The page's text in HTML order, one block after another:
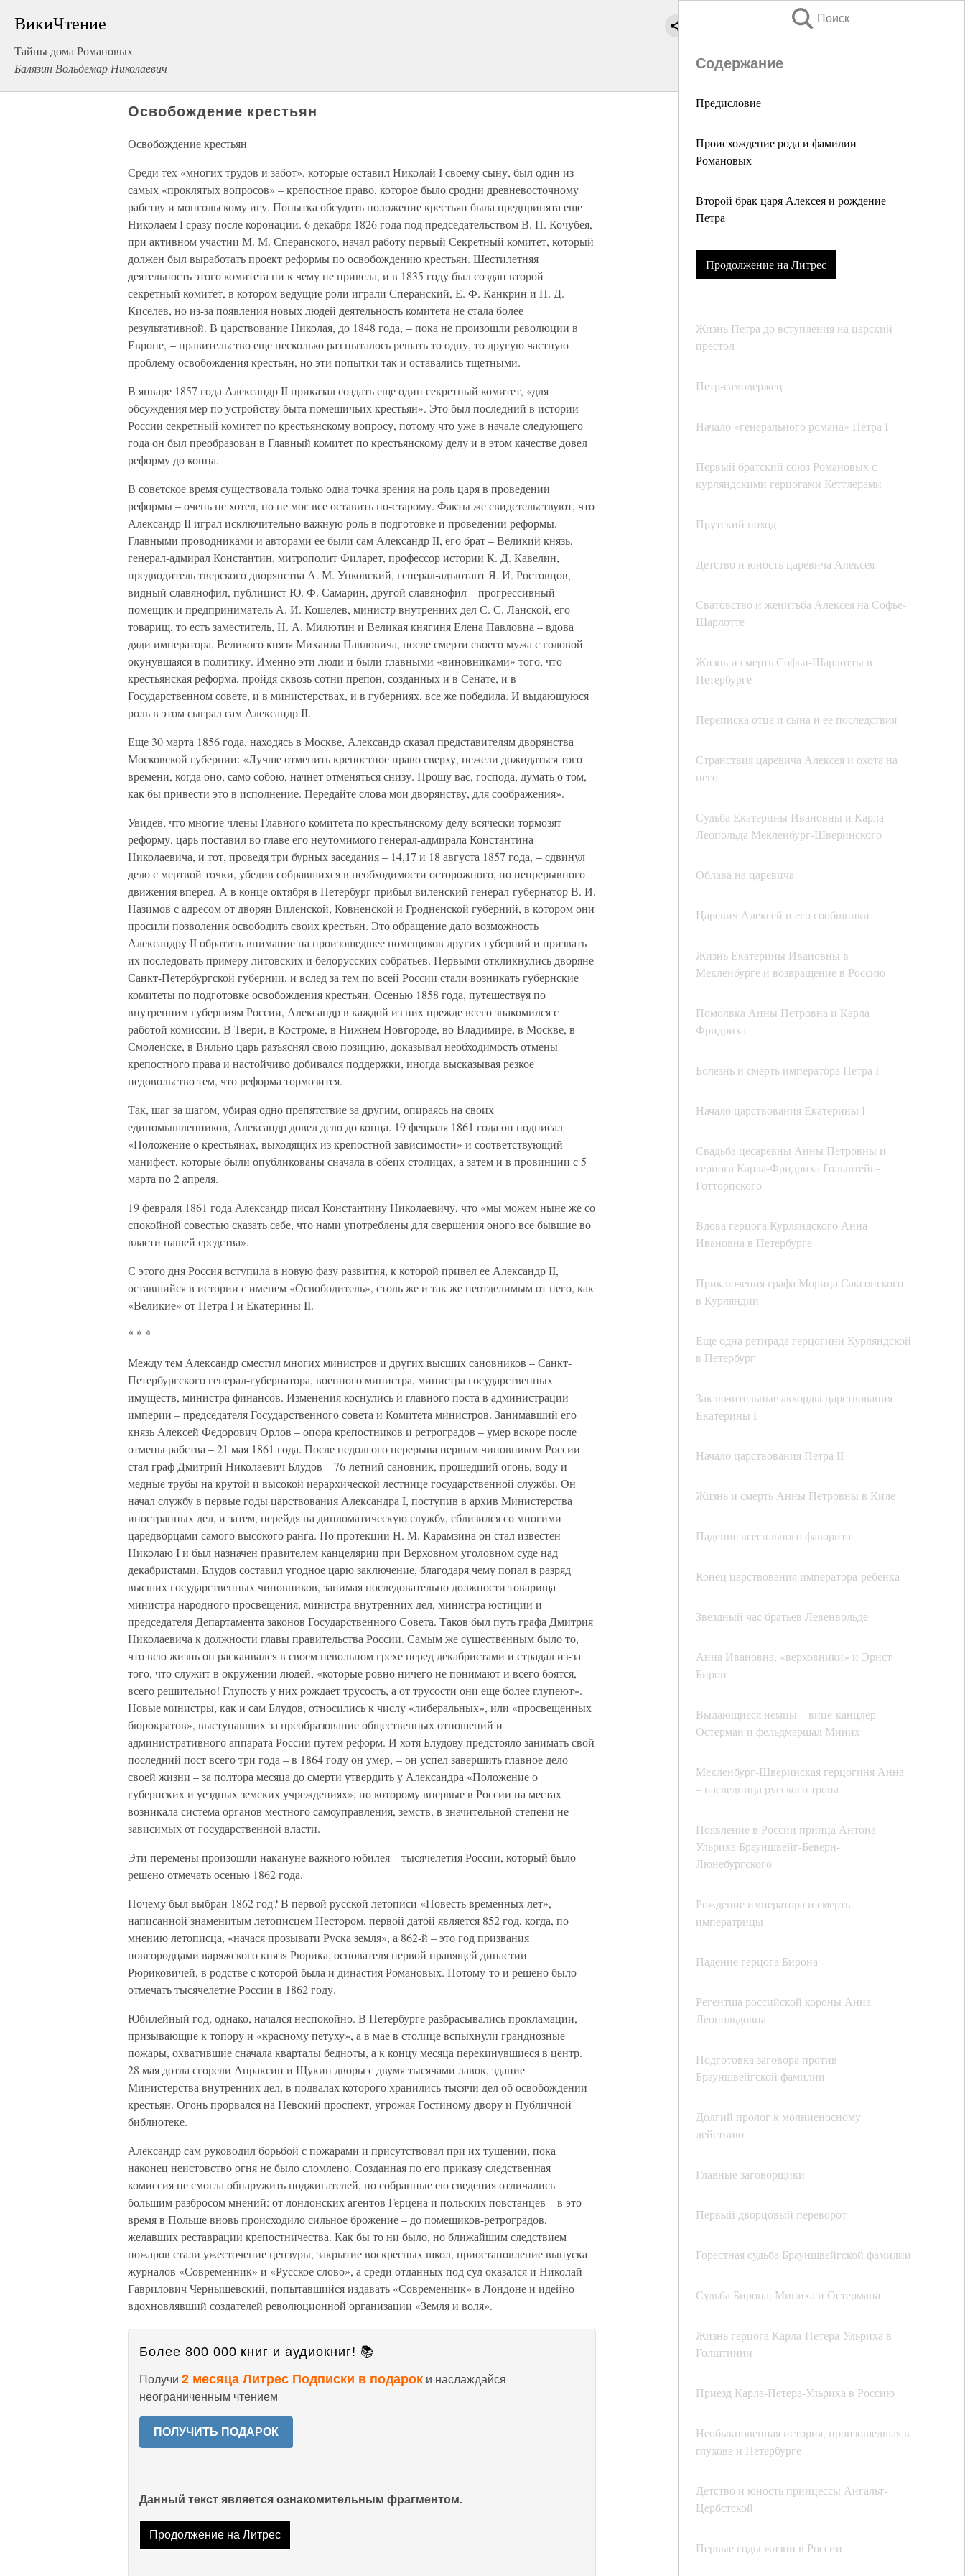
ВикиЧтение
Тайны дома Романовых
Балязин Вольдемар Николаевич
Поиск
Содержание
Предисловие
Происхождение рода и фамилии
Романовых
Второй брак царя Алексея и рождение
Петра
Продолжение на Литрес
Жизнь Петра до вступления на царский
престол
Петр-самодержец
Начало «генерального романа» Петра І
Первый братский союз Романовых с
курляндскими герцогами Кеттлерами
Прутский поход
Детство и юность царевича Алексея
Сватовство и женитьба Алексея на Софье-
Шарлотте
Жизнь и смерть Софьи-Шарлотты в
Петербурге
Переписка отца и сына и ее последствия
Странствия царевича Алексея и охота на
него
Судьба Екатерины Ивановны и Карла-
Леопольда Мекленбург-Шверинского
Облава на царевича
Царевич Алексей и его сообщники
Жизнь Екатерины Ивановны в
Мекленбурге и возвращение в Россию
Помолвка Анны Петровна и Карла
Фридриха
Болезнь и смерть императора Петра І
Начало царствования Екатерины І
Свадьба цесаревны Анны Петровны и
герцога Карла-Фридриха Гольштейн-
Готторпского
Вдова герцога Курляндского Анна
Ивановна в Петербурге
Приключения графа Морица Саксонского
в Курляндии
Еще одна ретирада герцогини Курляндской
в Петербург
Заключительные аккорды царствования
Екатерины I
Начало царствования Петра II
Жизнь и смерть Анны Петровны в Киле
Падение всесильного фаворита
Конец царствования императора-ребенка
Звездный час братьев Левенвольде
Анна Ивановна, «верховники» и Эрнст
Бирон
Выдающиеся немцы – вице-канцлер
Остерман и фельдмаршал Миних
Мекленбург-Шверинская герцогиня Анна
– наследница русского трона
Появление в России принца Антона-
Ульриха Брауншвейг-Беверн-
Люнебургского
Рождение императора и смерть
императрицы
Падение герцога Бирона
Регентша российской короны Анна
Леопольдовна
Подготовка заговора против
Брауншвейгской фамилии
Долгий пролог к молниеносному
действию
Главные заговорщики
Первый дворцовый переворот
Горестная судьба Брауншвейгской фамилии
Судьба Бирона, Миниха и Остермана
Жизнь герцога Карла-Петера-Ульриха в
Голштинии
Приезд Карла-Петера-Ульриха в Россию
Необыкновенная история, произошедшая в
глухове и Петербурге
Детство и юность принцессы Ангальт-
Цербстской
Первые годы жизни в России
Освобождение крестьян
Освобождение крестьян
Среди тех «многих трудов и забот», которые оставил Николай I своему сыну, был один из
самых «проклятых вопросов» – крепостное право, которое было сродни древневосточному
рабству и монгольскому игу. Попытка обсудить положение крестьян была предпринята еще
Николаем I сразу после коронации. 6 декабря 1826 года под председательством В. П. Кочубея,
при активном участии М. М. Сперанского, начал работу первый Секретный комитет, который
должен был выработать проект реформы по освобождению крестьян. Шестилетняя
деятельность этого комитета ни к чему не привела, и в 1835 году был создан второй
секретный комитет, в котором ведущие роли играли Сперанский, Е. Ф. Канкрин и П. Д.
Киселев, но из-за появления новых людей деятельность комитета не стала более
результативной. В царствование Николая, до 1848 года, – пока не произошли революции в
Европе, – правительство еще несколько раз пыталось решать то одну, то другую частную
проблему освобождения крестьян, но эти попытки так и оставались тщетными.
В январе 1857 года Александр II приказал создать еще один секретный комитет, «для
обсуждения мер по устройству быта помещичьих крестьян». Это был последний в истории
России секретный комитет по крестьянскому вопросу, потому что уже в начале следующего
года он был преобразован в Главный комитет по крестьянскому делу и в этом качестве довел
реформу до конца.
В советское время существовала только одна точка зрения на роль царя в проведении
реформы – очень не хотел, но не мог все оставить по-старому. Факты же свидетельствуют, что
Александр II играл исключительно важную роль в подготовке и проведении реформы.
Главными проводниками и авторами ее были сам Александр II, его брат – Великий князь,
генерал-адмирал Константин, митрополит Филарет, профессор истории К. Д. Кавелин,
предводитель тверского дворянства А. М. Унковский, генерал-адъютант Я. И. Ростовцов,
видный славянофил, публицист Ю. Ф. Самарин, другой славянофил – прогрессивный
помещик и предприниматель А. И. Кошелев, министр внутренних дел С. С. Ланской, его
товарищ, то есть заместитель, Н. А. Милютин и Великая княгиня Елена Павловна – вдова
дяди императора, Великого князя Михаила Павловича, после смерти своего мужа с головой
окунувшаяся в политику. Именно эти люди и были главными «виновниками» того, что
крестьянская реформа, пройдя сквозь сотни препон, созданных и в Сенате, и в
Государственном совете, и в министерствах, и в губерниях, все же победила. И выдающуюся
роль в этом сыграл сам Александр II.
Еще 30 марта 1856 года, находясь в Москве, Александр сказал представителям дворянства
Московской губернии: «Лучше отменить крепостное право сверху, нежели дожидаться того
времени, когда оно, само собою, начнет отменяться снизу. Прошу вас, господа, думать о том,
как бы привести это в исполнение. Передайте слова мои дворянству, для соображения».
Увидев, что многие члены Главного комитета по крестьянскому делу всячески тормозят
реформу, царь поставил во главе его неутомимого генерал-адмирала Константина
Николаевича, и тот, проведя три бурных заседания – 14,17 и 18 августа 1857 года, – сдвинул
дело с мертвой точки, убедив собравшихся в необходимости осторожного, но непрерывного
движения вперед. А в конце октября в Петербург прибыл виленский генерал-губернатор В. И.
Назимов с адресом от дворян Виленской, Ковненской и Гродненской губерний, в котором они
просили позволения освободить своих крестьян. Это обращение дало возможность
Александру II обратить внимание на произошедшее помещиков других губерний и призвать
их последовать примеру литовских и белорусских собратьев. Первыми откликнулись дворяне
Санкт-Петербургской губернии, и вслед за тем по всей России стали возникать губернские
комитеты по подготовке освобождения крестьян. Осенью 1858 года, путешествуя по
внутренним губерниям России, Александр в каждой из них прежде всего знакомился с
работой комиссии. В Твери, в Костроме, в Нижнем Новгороде, во Владимире, в Москве, в
Смоленске, в Вильно царь разъяснял свою позицию, доказывал необходимость отмены
крепостного права и настойчиво добивался поддержки, иногда высказывая резкое
недовольство тем, что реформа тормозится.
Так, шаг за шагом, убирая одно препятствие за другим, опираясь на своих
единомышленников, Александр довел дело до конца. 19 февраля 1861 года он подписал
«Положение о крестьянах, выходящих из крепостной зависимости» и соответствующий
манифест, которые были опубликованы сначала в обеих столицах, а затем и в провинции с 5
марта по 2 апреля.
19 февраля 1861 года Александр писал Константину Николаевичу, что «мы можем ныне же со
спокойной совестью сказать себе, что нами употреблены для свершения оного все бывшие во
власти нашей средства».
С этого дня Россия вступила в новую фазу развития, к которой привел ее Александр II,
оставшийся в истории с именем «Освободитель», столь же и так же неотделимым от него, как
«Великие» от Петра I и Екатерины II.
* * *
Между тем Александр сместил многих министров и других высших сановников – Санкт-
Петербургского генерал-губернатора, военного министра, министра государственных
имуществ, министра финансов. Изменения коснулись и главного поста в администрации
империи – председателя Государственного совета и Комитета министров. Занимавший его
князь Алексей Федорович Орлов – опора крепостников и ретроградов – умер вскоре после
отмены рабства – 21 мая 1861 года. После недолгого перерыва первым чиновником России
стал граф Дмитрий Николаевич Блудов – 76-летний сановник, прошедший огонь, воду и
медные трубы на крутой и высокой иерархической лестнице государственной службы. Он
начал службу в первые годы царствования Александра I, поступив в архив Министерства
иностранных дел, и затем, перейдя на дипломатическую службу, сблизился со многими
царедворцами самого высокого ранга. По протекции Н. М. Карамзина он стал известен
Николаю I и был назначен правителем канцелярии при Верховном уголовном суде над
декабристами. Блудов составил угодное царю заключение, благодаря чему попал в разряд
высших государственных чиновников, занимая последовательно должности товарища
министра народного просвещения, министра внутренних дел, министра юстиции и
председателя Департамента законов Государственного Совета. Таков был путь графа Дмитрия
Николаевича к должности главы правительства России. Самым же существенным было то,
что всю жизнь он раскаивался в своем невольном грехе перед декабристами и страдал из-за
того, что служит в окружении людей, «которые ровно ничего не понимают и всего боятся,
всего решительно! Глупость у них рождает трусость, а от трусости они еще более глупеют».
Новые министры, как и сам Блудов, относились к числу «либеральных», или «просвещенных
бюрократов», выступавших за преобразование общественных отношений и
административного аппарата России путем реформ. И хотя Блудову предстояло занимать свой
последний пост всего три года – в 1864 году он умер, – он успел завершить главное дело
своей жизни – за полтора месяца до смерти утвердить у Александра «Положение о
губернских и уездных земских учреждениях», по которому впервые в России на местах
возникала система органов местного самоуправления, земств, в значительной степени не
зависимых от государственной власти.
Эти перемены произошли накануне важного юбилея – тысячелетия России, который было
решено отмечать осенью 1862 года.
Почему был выбран 1862 год? В первой русской летописи «Повесть временных лет»,
написанной знаменитым летописцем Нестором, первой датой является 852 год, когда, по
мнению летописца, «начася прозывати Руска земля», а 862-й – это год призвания
новгородцами варяжского князя Рюрика, основателя первой правящей династии
Рюриковичей, в родстве с которой была и династия Романовых. Потому-то и решено было
отмечать тысячелетие России в 1862 году.
Юбилейный год, однако, начался неспокойно. В Петербурге разбрасывались прокламации,
призывающие к топору и «красному петуху», а в мае в столице вспыхнули грандиозные
пожары, охватившие сначала кварталы бедноты, а к концу месяца перекинувшиеся в центр.
28 мая дотла сгорели Апраксин и Щукин дворы с двумя тысячами лавок, здание
Министерства внутренних дел, в подвалах которого хранились тысячи дел об освобождении
крестьян. Огонь прорвался на Невский проспект, угрожая Гостиному двору и Публичной
библиотеке.
Александр сам руководил борьбой с пожарами и присутствовал при их тушении, пока
наконец неистовство огня не было сломлено. Созданная по его приказу следственная
комиссия не смогла обнаружить поджигателей, но собранные ею сведения отличались
большим разбросом мнений: от лондонских агентов Герцена и польских повстанцев – в это
время в Польше вновь происходило сильное брожение – до помещиков-ретроградов,
желавших реставрации крепостничества. Как бы то ни было, но ближайшим следствием
пожаров стали ужесточение цензуры, закрытие воскресных школ, приостановление выпуска
журналов «Современник» и «Русское слово», а среди отданных под суд оказался и Николай
Гаврилович Чернышевский, попытавшийся издавать «Современник» в Лондоне и идейно
вдохновлявший создателей революционной организации «Земля и воля».
Более 800 000 книг и аудиокниг! 📚
Получи 2 месяца Литрес Подписки в подарок и наслаждайся
неограниченным чтением
ПОЛУЧИТЬ ПОДАРОК
Данный текст является ознакомительным фрагментом.
Продолжение на Литрес